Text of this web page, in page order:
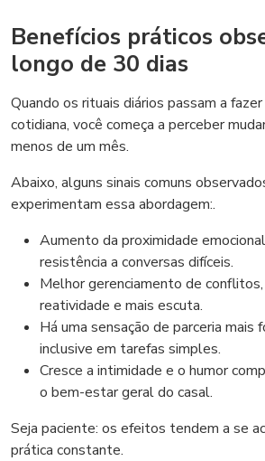
Benefícios práticos
longo de 30 dias
Quando os rituais diários passam a
cotidiana, você começa a perceber
menos de um mês.
Abaixo, alguns sinais comuns
experimentam essa abordagem:.
Aumento da proximidade
resistência a conversas difíceis.
Melhor gerenciamento de
reatividade e mais escuta.
Há uma sensação de parceria mais
inclusive em tarefas simples.
Cresce a intimidade e o humor
o bem-estar geral do casal.
Seja paciente: os efeitos tendem a se
prática constante.